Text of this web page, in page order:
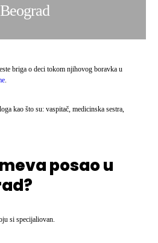
briga o deci tokom njihovog boravka u
.
kao što su: vaspitač, medicinska sestra,
posao u
si specijaliovan.